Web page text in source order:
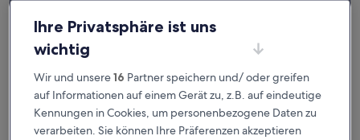
Unterkunft
von
10,
Wunderbar,
Bewertungen)
116 €
inkl. Steuern & Gebühren
UrCove by Hyatt Shanghai Wujiaochang
Ihre Privatsphäre ist uns
wichtig
Wir und unsere16 Partner speichern und/ oder greifen
auf Informationen auf einem Gerät zu, z.B. auf eindeutige
Kennungen in Cookies, um personenbezogene Daten zu
verarbeiten. Sie können Ihre Präferenzen akzeptieren